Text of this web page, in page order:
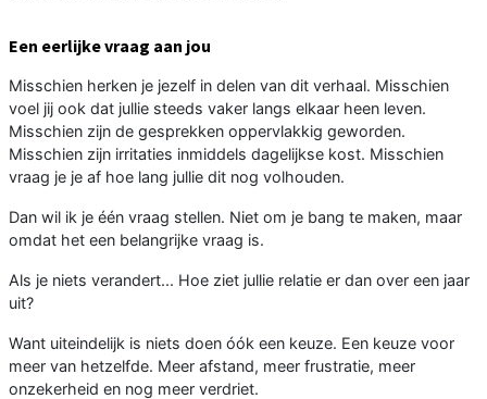
Een eerlijke vraag aan jou
Misschien herken je jezelf in delen van dit verhaal. Misschien
voel jij ook dat jullie steeds vaker langs elkaar heen leven.
Misschien zijn de gesprekken oppervlakkig geworden.
Misschien zijn irritaties inmiddels dagelijkse kost. Misschien
vraag je je af hoe lang jullie dit nog volhouden.
Dan wil ik je één vraag stellen. Niet om je bang te maken, maar
omdat het een belangrijke vraag is.
Als je niets verandert... Hoe ziet jullie relatie er dan over een jaar
uit?
Want uiteindelijk is niets doen óók een keuze. Een keuze voor
meer van hetzelfde. Meer afstand, meer frustratie, meer
onzekerheid en nog meer verdriet.